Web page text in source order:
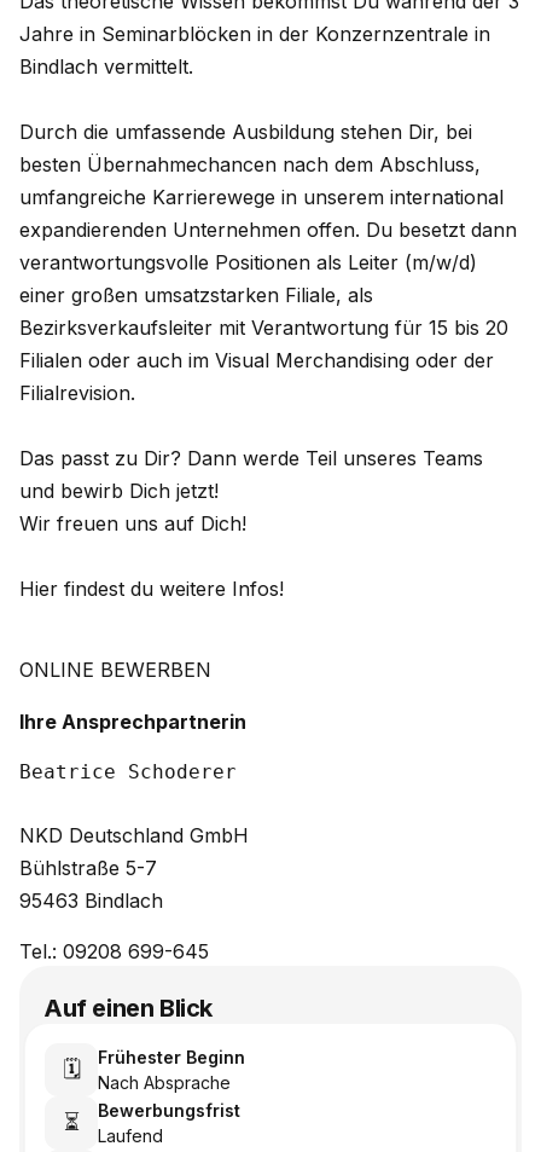
Jahre in Seminarblöcken in der Konzernzentrale in
Bindlach vermittelt.
Durch die umfassende Ausbildung stehen Dir, bei
besten Übernahmechancen nach dem Abschluss,
umfangreiche Karrierewege in unserem international
expandierenden Unternehmen offen. Du besetzt dann
verantwortungsvolle Positionen als Leiter (m/w/d)
einer großen umsatzstarken Filiale, als
Bezirksverkaufsleiter mit Verantwortung für 15 bis 20
Filialen oder auch im Visual Merchandising oder der
Filialrevision.
Das passt zu Dir? Dann werde Teil unseres Teams
und bewirb Dich jetzt!
Wir freuen uns auf Dich!
Hier findest du weitere Infos!
ONLINE BEWERBEN
Ihre Ansprechpartnerin
NKD Deutschland GmbH
Bühlstraße 5-7
95463 Bindlach
Tel.: 09208 699-645
Auf einen Blick
🗓️
Frühester Beginn
Nach Absprache
⏳
Bewerbungsfrist
Laufend